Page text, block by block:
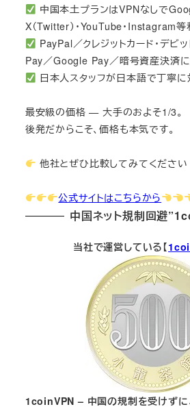
中国本土プランはVPNなしで
X（Twitter）・YouTube・Instagram
PayPal／クレジットカード・デビ
Pay／Google Pay／暗号資産決済
日本人スタッフが日本語で丁寧に
最安級の価格 — 大手のおよそ1/3。
後発だからこそ、価格も本気です。
他社とぜひ比較してみてください
公式サイトはこちらから
中国ネット規制回避
当社で運営している【
1coinVPN – 中国の規制を受けずに